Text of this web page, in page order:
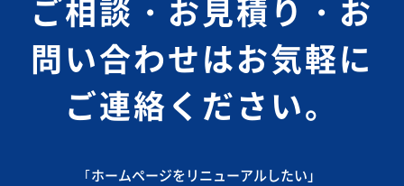
ご相談・お見積り・お
問い合わせはお気軽に
ご連絡ください。
｢ホームページをリニューアルしたい」